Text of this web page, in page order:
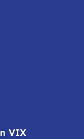
VIX